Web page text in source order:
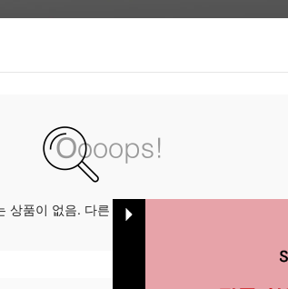
상품이 없음. 다른 옵션으로 시도하십시오.